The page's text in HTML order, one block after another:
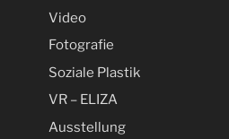
Video
Fotografie
Soziale Plastik
VR – ELIZA
Ausstellung